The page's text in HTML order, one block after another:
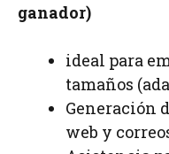
ganador)
ideal para
tamaños
Generación
web y